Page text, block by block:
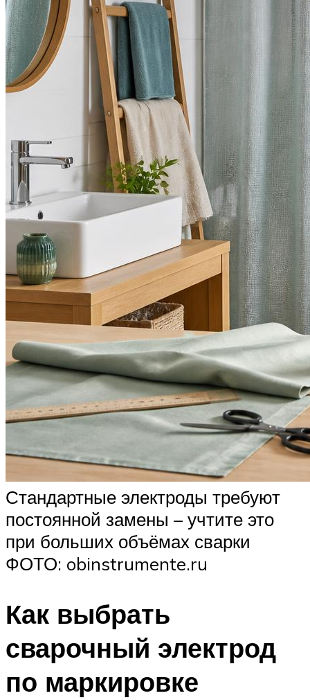
Стандартные электроды требуют
постоянной замены – учтите это
при больших объёмах сварки
ФОТО: obinstrumente.ru
Как выбрать
сварочный электрод
по маркировке